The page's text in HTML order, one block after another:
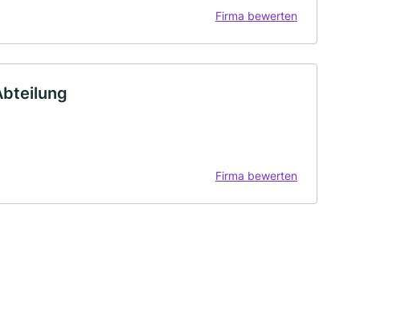
Firma bewerten
Firma bewerten